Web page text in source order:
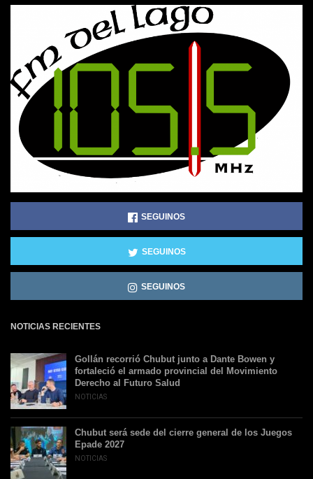
SEGUINOS
SEGUINOS
SEGUINOS
NOTICIAS RECIENTES
Gollán recorrió Chubut junto a Dante Bowen y
fortaleció el armado provincial del Movimiento
Derecho al Futuro Salud
NOTICIAS
Chubut será sede del cierre general de los Juegos
Epade 2027
NOTICIAS